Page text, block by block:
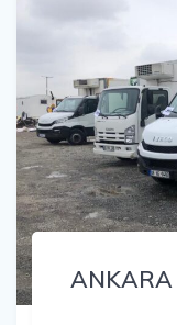
ANKARA